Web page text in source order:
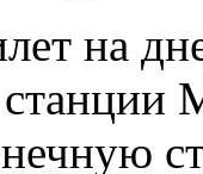
на
станции